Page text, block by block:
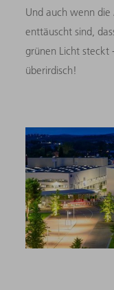
Und auch wenn
enttäuscht sind,
grünen Licht steckt
überirdisch!